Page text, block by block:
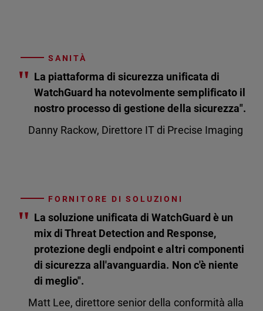
SANITÀ
" La piattaforma di sicurezza unificata di
WatchGuard ha notevolmente semplificato il
nostro processo di gestione della sicurezza".
Danny Rackow, Direttore IT di Precise Imaging
FORNITORE DI SOLUZIONI
" La soluzione unificata di WatchGuard è un
mix di Threat Detection and Response,
protezione degli endpoint e altri componenti
di sicurezza all'avanguardia. Non c'è niente
di meglio".
Matt Lee, direttore senior della conformità alla